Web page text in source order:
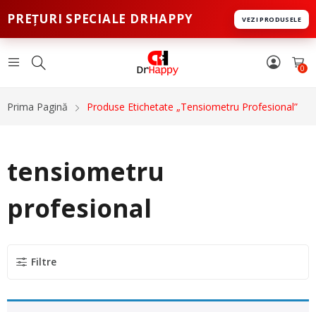
PREȚURI SPECIALE DRHAPPY VEZI PRODUSELE
0
Prima Pagină Produse Etichetate „tensiometru Profesional”
tensiometru
profesional
Filtre